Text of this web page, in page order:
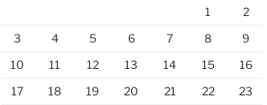
1
2
3
4 5 6 7 8
9
10
11 12 13 14 15
16
17
18 19 20 21 22
23